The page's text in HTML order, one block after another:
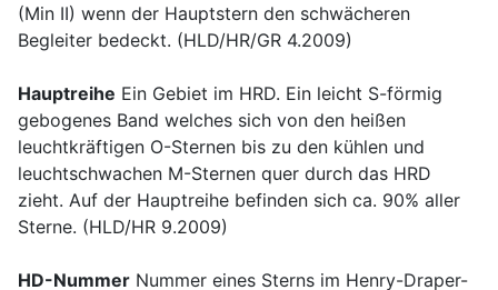
(Min II) wenn der Hauptstern den schwächeren
Begleiter bedeckt. (HLD/HR/GR 4.2009)
Hauptreihe Ein Gebiet im HRD. Ein leicht S-förmig
gebogenes Band welches sich von den heißen
leuchtkräftigen O-Sternen bis zu den kühlen und
leuchtschwachen M-Sternen quer durch das HRD
zieht. Auf der Hauptreihe befinden sich ca. 90% aller
Sterne. (HLD/HR 9.2009)
HD-Nummer Nummer eines Sterns im Henry-Draper-